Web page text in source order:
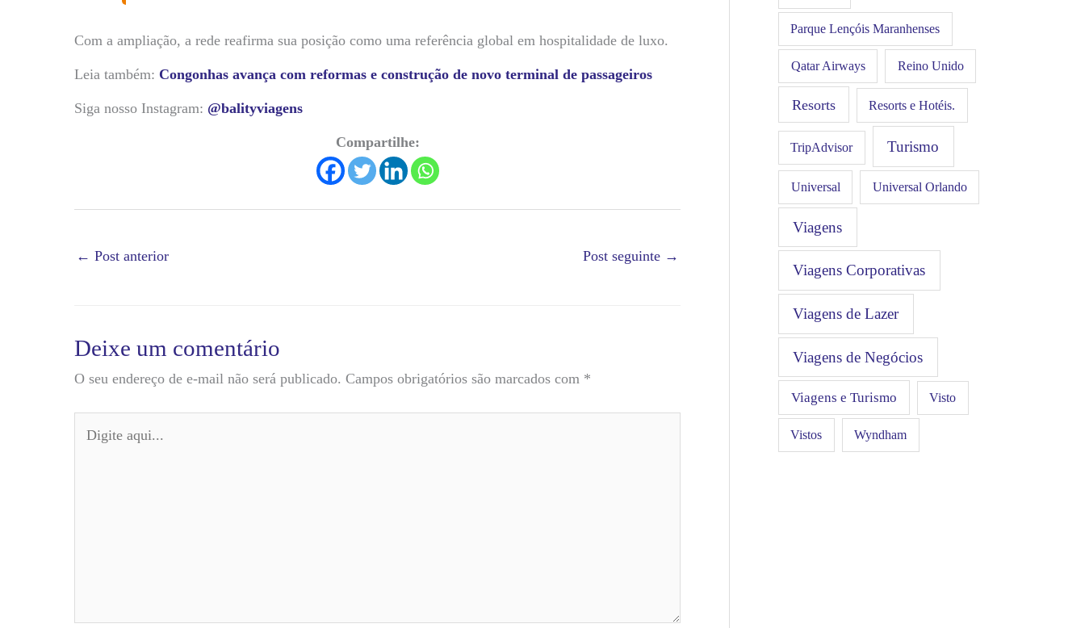
Com a ampliação, a rede reafirma sua posição como uma referência global em hospitalidade de luxo.
Leia também: Congonhas avança com reformas e construção de novo terminal de passageiros
Siga nosso Instagram: @balityviagens
Compartilhe:
← Post anterior Post seguinte →
Deixe um comentário
O seu endereço de e-mail não será publicado. Campos obrigatórios são marcados com *
aqui...
Parque Lençóis Maranhenses
Qatar Airways Reino Unido
Resorts Resorts e Hotéis.
TripAdvisor Turismo
Universal Universal Orlando
Viagens
Viagens Corporativas
Viagens de Lazer
Viagens de Negócios
Viagens e Turismo Visto
Vistos Wyndham